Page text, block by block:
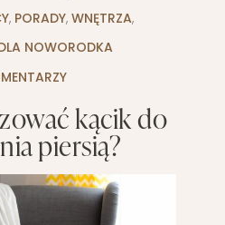
, PORADY, WNĘTRZA,
NOWORODKA
kącik do
piersią?